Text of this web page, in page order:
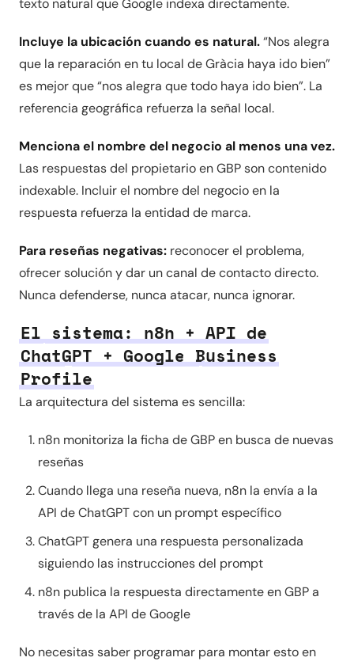
texto natural que Google indexa directamente.
Incluye la ubicación cuando es natural.“Nos alegra
que la reparación en tu local de Gràcia haya ido bien”
es mejor que “nos alegra que todo haya ido bien”. La
referencia geográfica refuerza la señal local.
Menciona el nombre del negocio al menos una vez.
Las respuestas del propietario en GBP son contenido
indexable. Incluir el nombre del negocio en la
respuesta refuerza la entidad de marca.
Para reseñas negativas: reconocer el problema,
ofrecer solución y dar un canal de contacto directo.
Nunca defenderse, nunca atacar, nunca ignorar.
El sistema: n8n + API de
ChatGPT + Google Business
Profile
La arquitectura del sistema es sencilla:
n8n monitoriza la ficha de GBP en busca de nuevas
reseñas
Cuando llega una reseña nueva, n8n la envía a la
API de ChatGPT con un prompt específico
ChatGPT genera una respuesta personalizada
siguiendo las instrucciones del prompt
n8n publica la respuesta directamente en GBP a
través de la API de Google
No necesitas saber programar para montar esto en